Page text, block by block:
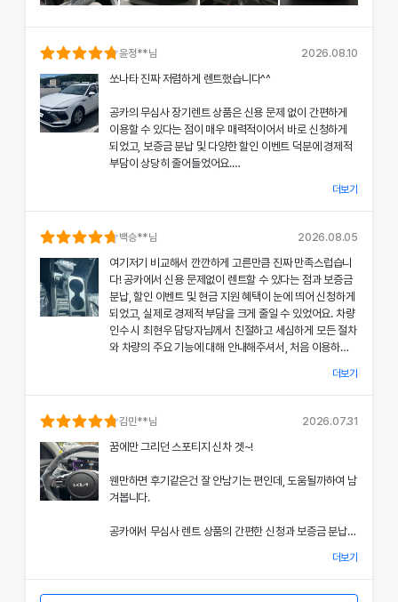
윤정**님 2026.08.10
쏘나타 진짜 저렴하게 렌트했습니다^^
공카의 무심사 장기렌트 상품은 신용 문제 없이 간편하게
이용할 수 있다는 점이 매우 매력적이어서 바로 신청하게
되었고, 보증금 분납 및 다양한 할인 이벤트 덕분에 경제적
부담이 상당히 줄어들었어요.
차량 인수 시 장민혁 담당자님께서 친절하고 꼼꼼하게 신차
의 상태와 각종 기능에 대해 설명해주셔서, 처음 이용하는
분들도 부담 없이 서비스를 체험할 수 있었어요.
공카의 본부 직거래 시스템으로 중간 마진 없이 합리적인
렌트료를 제공받았고, 즉시 출고되는 신차 덕분에 긴급 상
황에서도 차질 없이 차량을 이용할 수 있었던 점이 특히 인
상 깊었어요.
쏘나타의 세련된 디자인과 최신 편의 기능, 그리고 안전 장
치에 대한 세심한 관리가 직접 눈으로 확인되면서 전체적인
다시 이용하고 싶은 강력한 동기가 되었어요.
돋보여 제게 잊지 못할 기억으로 남았으며, 이 만족스러운
더보기
백승**님 2026.08.05
여기저기 비교해서 깐깐하게 고른만큼 진짜 만족스럽습니
다! 공카에서 신용 문제없이 렌트할 수 있다는 점과 보증금
분납, 할인 이벤트 및 현금 지원 혜택이 눈에 띄어 신청하게
되었고, 실제로 경제적 부담을 크게 줄일 수 있었어요. 차량
인수 시 최현우 담당자님께서 친절하고 세심하게 모든 절차
와 차량의 주요 기능에 대해 안내해주셔서, 처음 이용하는
공카의 본부 직거래 시스템 덕분에 렌트료가 매우 합리적으
로 책정되었고, 필요할 때마다 즉시 출고되는 신차 시스템
은 제 일정에 맞춰 안정적으로 차량을 이용할 수 있도록 도
와주었어요.
쏘나타의 우아한 디자인과 최신 편의 기능, 그리고 안전장
치에 대한 상세한 설명은 제 기대 이상이었으며, 전 과정에
어요.
도 공카를 우선적으로 이용하게 만들 정도로 만족스러웠으
더보기
김민**님 2026.07.31
꿈에만 그리던 스포티지 신차 겟~!
웬만하면 후기같은건 잘 안남기는 편인데, 도움될까하여 남
겨봅니다.
공카에서 무심사 렌트 상품의 간편한 신청과 보증금 분납,
차량 인수 시 이준호 담당자님께서 따뜻하면서도 세심하게
더보기
'(주)공카'는 (이하 '회사'는) 고객님의 개인정보를 중요시하며, "정보
통신망 이용촉진 및 정보보호"에 관한 법률을 준수하고 있습니다.
회사는 개인정보처리방침을 통하여 고객님께서 제공하시는 개인정보
가 어떠한 용도와 방식으로 이용되고 있으며, 개인정보보호를 위해 어
떠한 조치가 취해지고 있는지 알려드립니다.
회사는 개인정보처리방침을 개정하는 경우 웹사이트 공지사항(또는